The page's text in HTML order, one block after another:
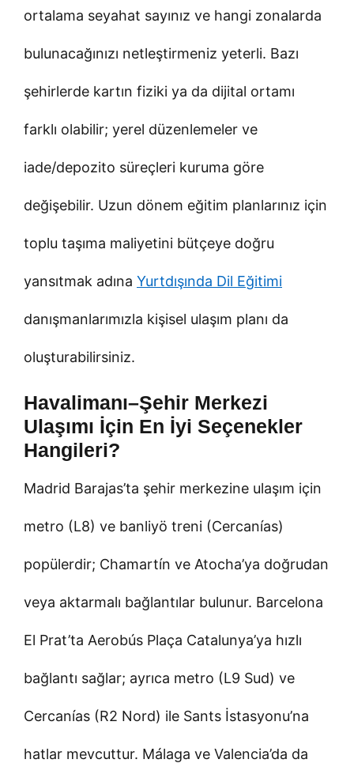
ortalama seyahat sayınız ve hangi zonalarda
bulunacağınızı netleştirmeniz yeterli. Bazı
şehirlerde kartın fiziki ya da dijital ortamı
farklı olabilir; yerel düzenlemeler ve
iade/depozito süreçleri kuruma göre
değişebilir. Uzun dönem eğitim planlarınız için
toplu taşıma maliyetini bütçeye doğru
yansıtmak adına Yurtdışında Dil Eğitimi
danışmanlarımızla kişisel ulaşım planı da
oluşturabilirsiniz.
Havalimanı–Şehir Merkezi
Ulaşımı İçin En İyi Seçenekler
Hangileri?
Madrid Barajas’ta şehir merkezine ulaşım için
metro (L8) ve banliyö treni (Cercanías)
popülerdir; Chamartín ve Atocha’ya doğrudan
veya aktarmalı bağlantılar bulunur. Barcelona
El Prat’ta Aerobús Plaça Catalunya’ya hızlı
bağlantı sağlar; ayrıca metro (L9 Sud) ve
Cercanías (R2 Nord) ile Sants İstasyonu’na
hatlar mevcuttur. Málaga ve Valencia’da da